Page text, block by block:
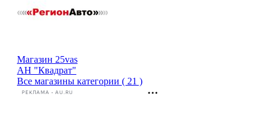
Магазин 25vas
АН "Квадрат"
Все магазины категории ( 21 )
РЕКЛАМА • AU.RU